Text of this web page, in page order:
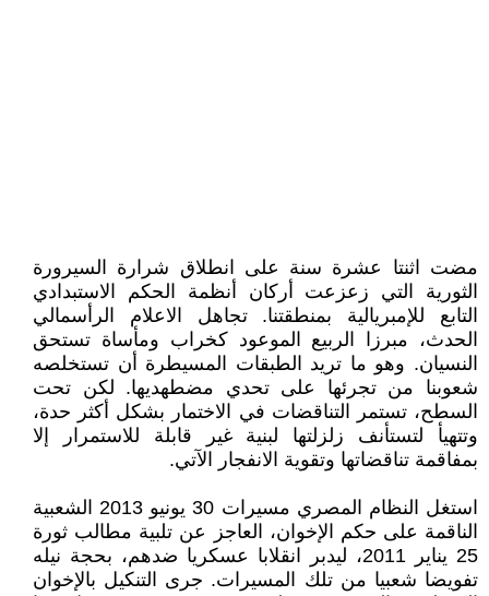
مضت اثنتا عشرة سنة على انطلاق شرارة السيرورة
الثورية التي زعزعت أركان أنظمة الحكم الاستبدادي
التابع للإمبريالية بمنطقتنا. تجاهل الاعلام الرأسمالي
الحدث، مبرزا الربيع الموعود كخراب ومأساة تستحق
النسيان. وهو ما تريد الطبقات المسيطرة أن تستخلصه
شعوبنا من تجرئها على تحدي مضطهديها. لكن تحت
السطح، تستمر التناقضات في الاختمار بشكل أكثر حدة،
وتتهيأ لتستأنف زلزلتها لبنية غير قابلة للاستمرار إلا
بمفاقمة تناقضاتها وتقوية الانفجار الآتي.
استغل النظام المصري مسيرات 30 يونيو 2013 الشعبية
الناقمة على حكم الإخوان، العاجز عن تلبية مطالب ثورة
25 يناير 2011، ليدبر انقلابا عسكريا ضدهم، بحجة نيله
تفويضا شعبيا من تلك المسيرات. جرى التنكيل بالإخوان